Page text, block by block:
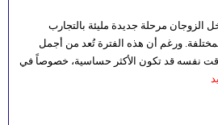
الزوجان مرحلة جديدة مليئة بالتجارب
ورغم أن هذه الفترة تُعد من أجمل
نفسه قد تكون الأكثر حساسية، خصوصاً في